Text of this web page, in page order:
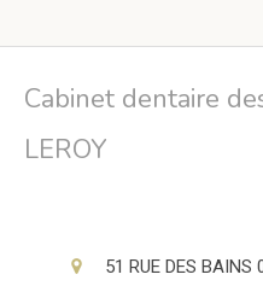
Cabinet dentaire
LEROY
51 RUE DES BAINS